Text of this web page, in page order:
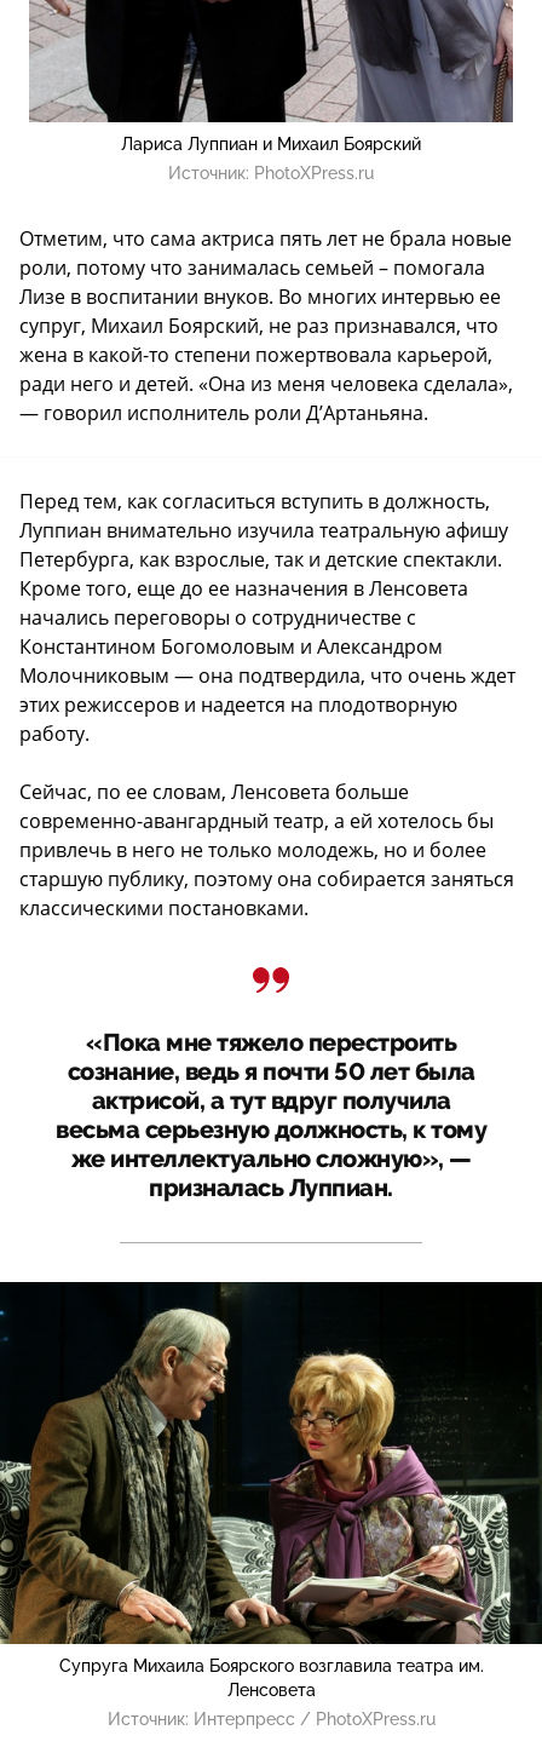
Лариса Луппиан и Михаил Боярский
Источник: PhotoXPress.ru
Отметим, что сама актриса пять лет не брала новые
роли, потому что занималась семьей – помогала
Лизе в воспитании внуков. Во многих интервью ее
супруг, Михаил Боярский, не раз признавался, что
жена в какой-то степени пожертвовала карьерой,
ради него и детей. «Она из меня человека сделала»,
— говорил исполнитель роли Д’Артаньяна.
Перед тем, как согласиться вступить в должность,
Луппиан внимательно изучила театральную афишу
Петербурга, как взрослые, так и детские спектакли.
Кроме того, еще до ее назначения в Ленсовета
начались переговоры о сотрудничестве с
Константином Богомоловым и Александром
Молочниковым — она подтвердила, что очень ждет
этих режиссеров и надеется на плодотворную
работу.
Сейчас, по ее словам, Ленсовета больше
современно-авангардный театр, а ей хотелось бы
привлечь в него не только молодежь, но и более
старшую публику, поэтому она собирается заняться
классическими постановками.
«Пока мне тяжело перестроить
сознание, ведь я почти 50 лет была
актрисой, а тут вдруг получила
весьма серьезную должность, к тому
же интеллектуально сложную», —
призналась Луппиан.
Супруга Михаила Боярского возглавила театра им.
Ленсовета
Источник: Интерпресс / PhotoXPress.ru